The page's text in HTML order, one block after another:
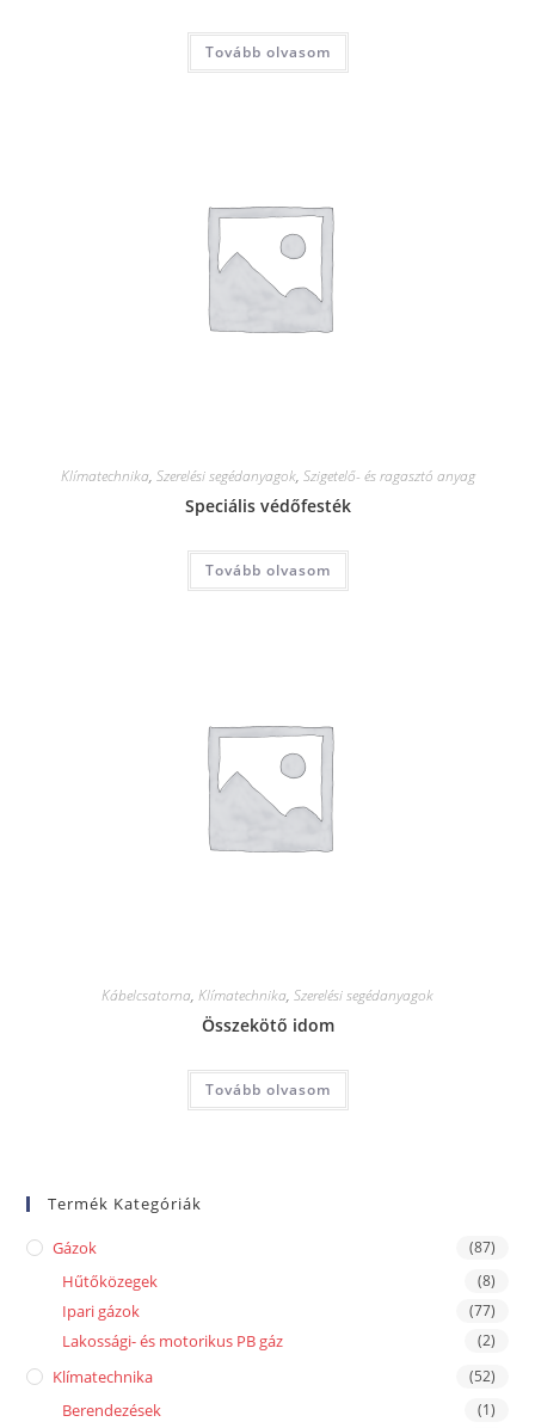
Tovább olvasom
Klímatechnika, Szerelési segédanyagok, Szigetelő- és ragasztó anyag
Speciális védőfesték
Tovább olvasom
Kábelcsatorna, Klímatechnika, Szerelési segédanyagok
Összekötő idom
Tovább olvasom
Termék Kategóriák
Gázok (87)
Hűtőközegek (8)
Ipari gázok (77)
Lakossági- és motorikus PB gáz (2)
Klímatechnika (52)
Berendezések (1)